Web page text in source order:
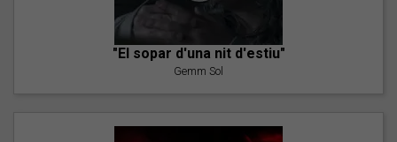
"El sopar d'una nit d'estiu"
Gemm Sol